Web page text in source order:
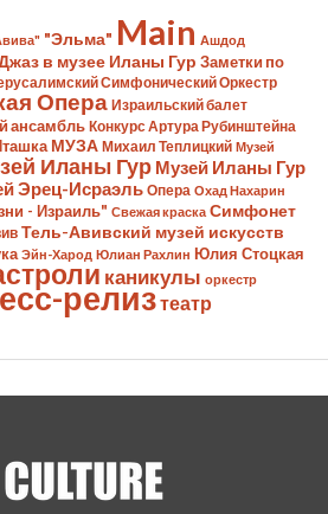
"Эльма" Main Ашдод
в музее Иланы Гур Заметки по
Симфонический Оркестр
Опера Израильский балет
ансамбль Конкурс Артура Рубинштейна
МУЗА Михаил Теплицкий Музей
Иланы Гур Музей Иланы Гур
Эрец-Исраэль Опера Охад Нахарин
- Израиль" Свежая краска Симфонет
Тель-Авивский музей искусств
Эйн-Харод Юлиан Рахлин Юлия Стоцкая
каникулы оркестр
релизтеатр